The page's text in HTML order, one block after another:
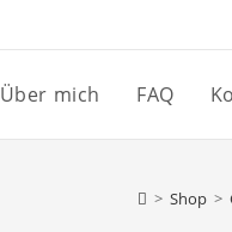
Über mich FAQ
> Shop >